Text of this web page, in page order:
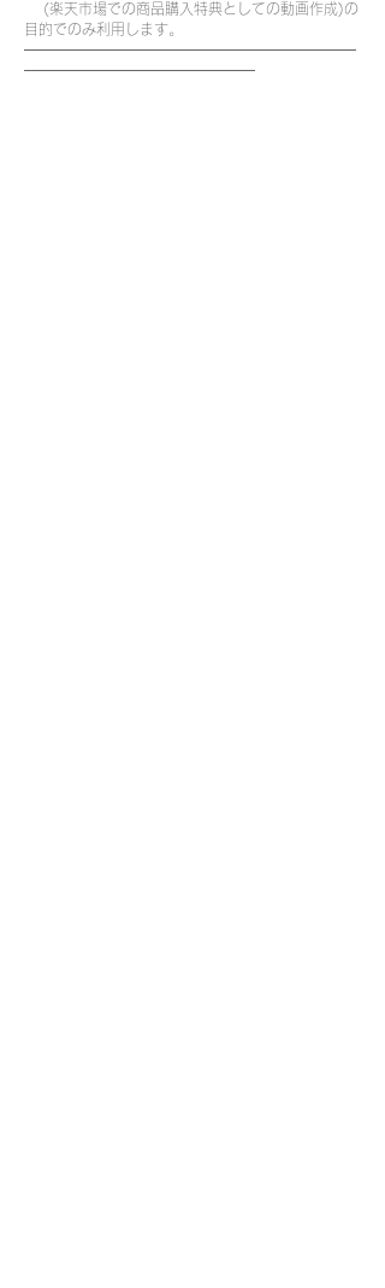
(楽天市場での商品購入特典としての動画作成)の
目的でのみ利用します。
━━━━━━━━━━━━━━━━━━━━━━━
━━━━━━━━━━━━━━━━